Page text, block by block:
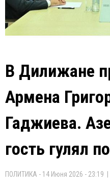
В Дилижане
Армена
Гаджиева.
гость гулял
ПОЛИТИКА - 14 Июня 2026 - 23:19